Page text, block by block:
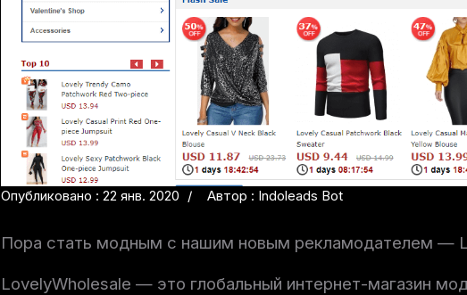
Опубликовано : 22 янв. 2020 Автор : Indoleads Bot
Пора стать модным с нашим новым рекламодателем —
LovelyWholesale — это глобальный интернет-магазин